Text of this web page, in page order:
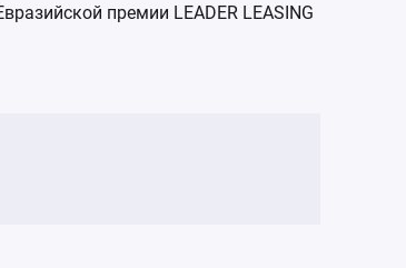
премии LEADER LEASING